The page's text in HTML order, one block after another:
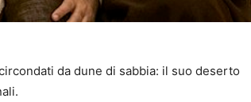
da dune di sabbia: il suo deserto